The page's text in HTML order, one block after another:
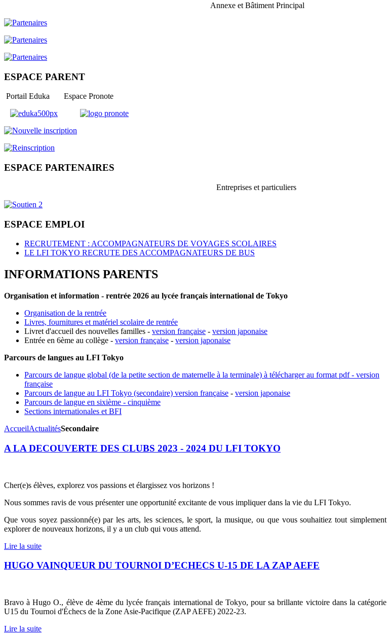
Annexe et Bâtiment Principal
ESPACE PARENT
Portail Eduka Espace Pronote
ESPACE PARTENAIRES
Entreprises et particuliers
ESPACE EMPLOI
RECRUTEMENT : ACCOMPAGNATEURS DE VOYAGES SCOLAIRES
LE LFI TOKYO RECRUTE DES ACCOMPAGNATEURS DE BUS
INFORMATIONS PARENTS
Organisation et information - rentrée 2026 au lycée français international de Tokyo
Organisation de la rentrée
Livres, fournitures et matériel scolaire de rentrée
Livret d'accueil des nouvelles familles - version française - version japonaise
Entrée en 6ème au collège - version française - version japonaise
Parcours de langues au LFI Tokyo
Parcours de langue global (de la petite section de maternelle à la terminale) à télécharger au format pdf - version
française
Parcours de langue au LFI Tokyo (secondaire) version française - version japonaise
Parcours de langue en sixième - cinquième
Sections internationales et BFI
AccueilActualitésSecondaire
A LA DECOUVERTE DES CLUBS 2023 - 2024 DU LFI TOKYO
Cher(e)s élèves, explorez vos passions et élargissez vos horizons !
Nous sommes ravis de vous présenter une opportunité excitante de vous impliquer dans la vie du LFI Tokyo.
Que vous soyez passionné(e) par les arts, les sciences, le sport, la musique, ou que vous souhaitiez tout simplement
explorer de nouveaux horizons, il y a un club qui vous attend.
Lire la suite
HUGO VAINQUEUR DU TOURNOI D’ECHECS U-15 DE LA ZAP AEFE
Bravo à Hugo O., élève de 4ème du lycée français international de Tokyo, pour sa brillante victoire dans la catégorie
U15 du Tournoi d'Échecs de la Zone Asie-Pacifique (ZAP AEFE) 2022-23.
Lire la suite